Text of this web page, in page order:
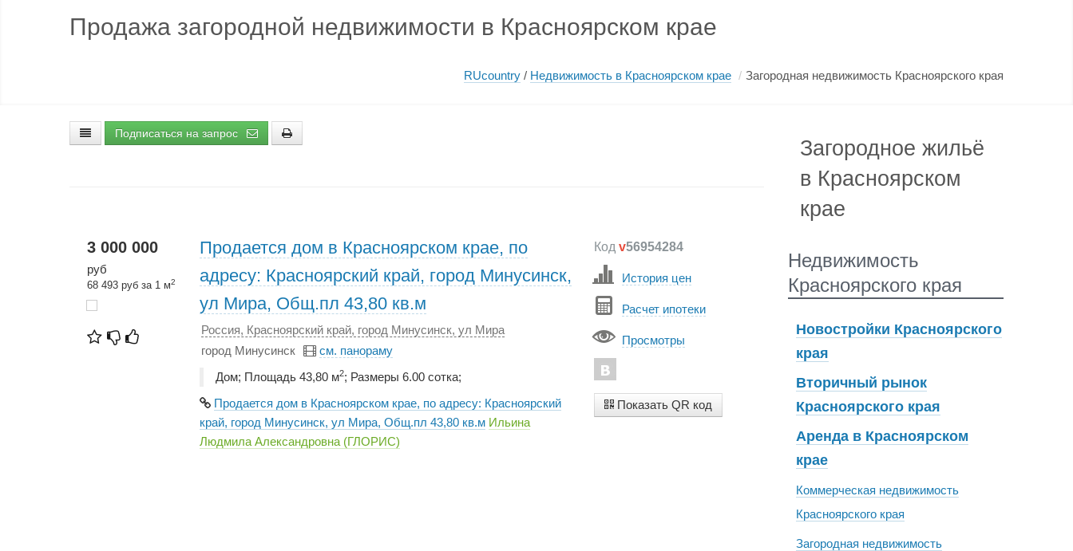
Продажа загородной недвижимости в Красноярском крае
RUcountry / Недвижимость в Красноярском крае / Загородная недвижимость Красноярского края
Подписаться на запрос
3 000 000
руб
68 493 руб за 1 м2
Продается дом в Красноярском крае, по
адресу: Красноярский край, город Минусинск,
ул Мира, Общ.пл 43,80 кв.м
Россия, Красноярский край, город Минусинск, ул Мира
город Минусинск
см. панораму
Дом; Площадь 43,80 м2; Размеры 6.00 сотка;
Продается дом в Красноярском крае, по адресу: Красноярский
край, город Минусинск, ул Мира, Общ.пл 43,80 кв.м Ильина
Людмила Александровна (ГЛОРИС)
Кодv56954284
История цен
Расчет ипотеки
Просмотры
Показать QR код
Загородное жильё
в Красноярском
крае
Недвижимость
Красноярского края
Новостройки Красноярского
края
Вторичный рынок
Красноярского края
Аренда в Красноярском
крае
Коммерческая недвижимость
Красноярского края
Загородная недвижимость